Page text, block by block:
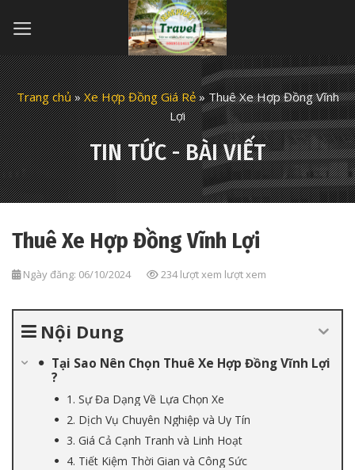
Trang chủ»Xe Hợp Đồng Giá Rẻ»Thuê Xe Hợp Đồng Vĩnh
Lợi
TIN TỨC - BÀI VIẾT
Thuê Xe Hợp Đồng Vĩnh Lợi
Ngày đăng: 06/10/2024 234 lượt xem lượt xem
Nội Dung
Tại Sao Nên Chọn Thuê Xe Hợp Đồng Vĩnh Lợi
?
1. Sự Đa Dạng Về Lựa Chọn Xe
2. Dịch Vụ Chuyên Nghiệp và Uy Tín
3. Giá Cả Cạnh Tranh và Linh Hoạt
4. Tiết Kiệm Thời Gian và Công Sức